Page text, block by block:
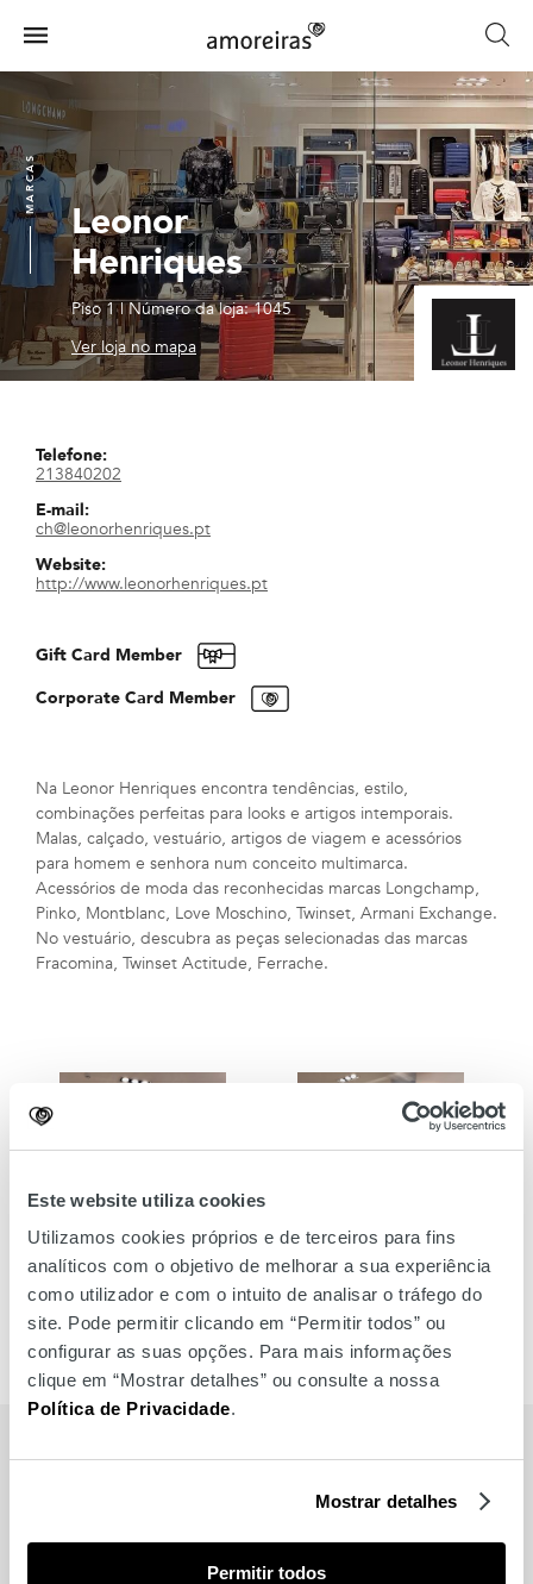
Este website utiliza cookies
Utilizamos cookies próprios e de terceiros para fins
analíticos com o objetivo de melhorar a sua experiência
como utilizador e com o intuito de analisar o tráfego do
site. Pode permitir clicando em “Permitir todos” ou
configurar as suas opções. Para mais informações
clique em “Mostrar detalhes” ou consulte a nossa
Política de Privacidade.
Mostrar detalhes
Permitir todos
main
content
Home
Menu
Leonor
Henriques
Piso 1|Número da loja: 1045
Ver loja no mapa
MARCAS
Telefone:
213840202
E-mail:
ch@leonorhenriques.pt
Website:
http://www.leonorhenriques.pt
Gift Card Member
Corporate Card Member
Na Leonor Henriques encontra tendências, estilo,
combinações perfeitas para looks e artigos intemporais.
Malas, calçado, vestuário, artigos de viagem e acessórios
para homem e senhora num conceito multimarca.
Acessórios de moda das reconhecidas marcas Longchamp,
Pinko, Montblanc, Love Moschino, Twinset, Armani Exchange.
No vestuário, descubra as peças selecionadas das marcas
Fracomina, Twinset Actitude, Ferrache.
MARCAS
Também para si